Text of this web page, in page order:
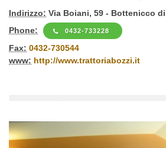
Indirizzo: Via Boiani, 59 - Bottenicco
Phone:
0432-733228
Fax: 0432-730544
www: http://www.trattoriabozzi.it